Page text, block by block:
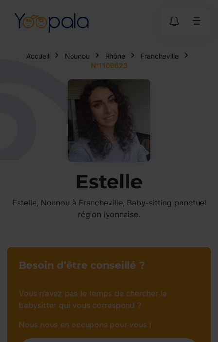
Accueil Nounou Rhône
Francheville
N°1109623
Estelle
Estelle, Nounou à Francheville, Baby-sitting ponctuel
région lyonnaise.
Besoin d’être conseillé ?
Vous n’avez pas le temps de chercher la
babysitter qui vous correspond ?
Nous nous en occupons pour vous !